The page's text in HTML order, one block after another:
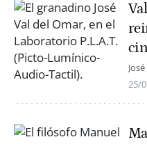
25/